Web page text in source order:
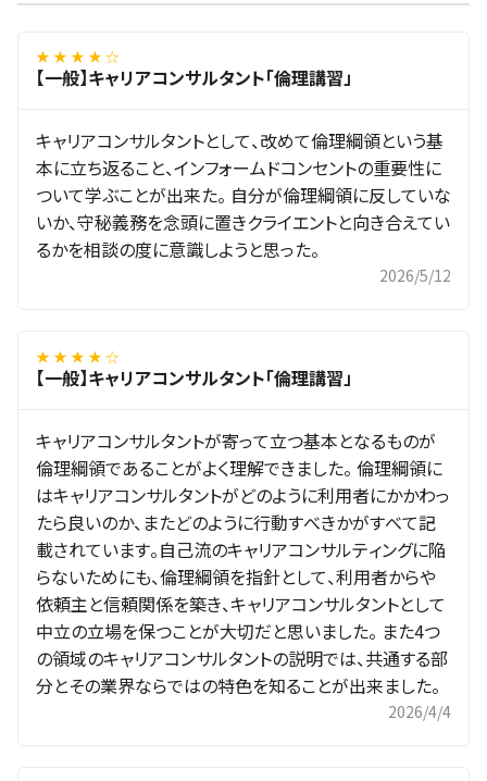
★ ★ ★ ★ ☆
【一般】キャリアコンサルタント「倫理講習」
キャリアコンサルタントとして、改めて倫理綱領という基
本に立ち返ること、インフォームドコンセントの重要性に
ついて学ぶことが出来た。 自分が倫理綱領に反していな
いか、守秘義務を念頭に置きクライエントと向き合えてい
るかを相談の度に意識しようと思った。
2026/5/12
★ ★ ★ ★ ☆
【一般】キャリアコンサルタント「倫理講習」
キャリアコンサルタントが寄って立つ基本となるものが
倫理綱領であることがよく理解できました。 倫理綱領に
はキャリアコンサルタントがどのように利用者にかかわっ
たら良いのか、またどのように行動すべきかがすべて記
載されています。自己流のキャリアコンサルティングに陥
らないためにも、倫理綱領を指針として、利用者からや
依頼主と信頼関係を築き、キャリアコンサルタントとして
中立の立場を保つことが大切だと思いました。 また4つ
の領域のキャリアコンサルタントの説明では、共通する部
分とその業界ならではの特色を知ることが出来ました。
2026/4/4